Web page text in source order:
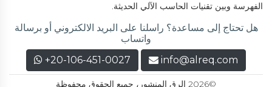
الفهرسة وبين تقنيات الحاسب الآلي الحديثة.
هل تحتاج إلى مساعدة؟ راسلنا على البريد الالكتروني أو برسالة
واتساب
info@alreq.com
+20-106-451-0027
©2026 الرق المنشور، جميع الحقوق محفوظة